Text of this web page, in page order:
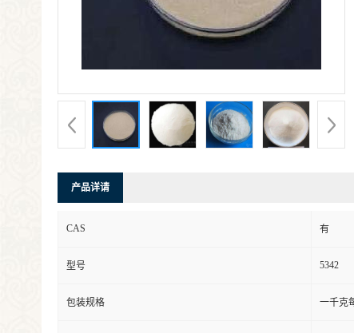
产品详请
CAS 有
型号 5342
包装规格 一千克